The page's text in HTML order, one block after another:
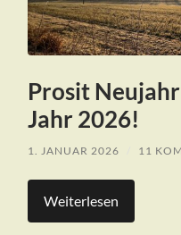
Prosit
Jahr 2026!
1. JANUAR 2026 11
Weiterlesen